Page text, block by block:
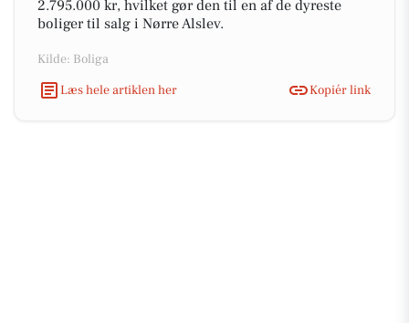
2.795.000 kr, hvilket gør den til en af de dyreste
boliger til salg i Nørre Alslev.
Kilde: Boliga
Læs hele artiklen her
Kopiér link